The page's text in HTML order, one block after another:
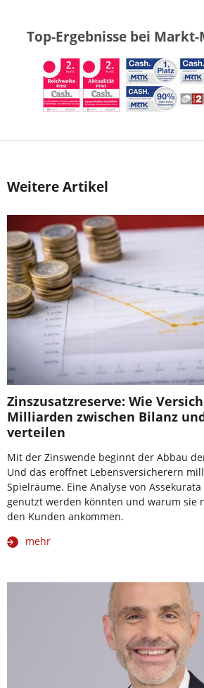
Top-Ergebnisse bei
Weitere Artikel
Zinszusatzreserve: Wie
Milliarden zwischen Bilanz
verteilen
Mit der Zinswende beginnt der Abbau
Und das eröffnet Lebensversicherern
Spielräume. Eine Analyse von
genutzt werden könnten und warum sie
den Kunden ankommen.
mehr